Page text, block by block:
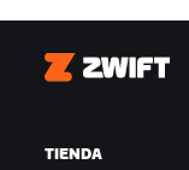
Zwift
TIENDA